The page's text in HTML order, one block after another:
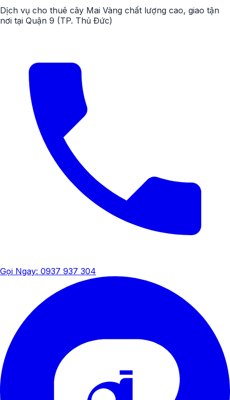
Dịch vụ cho thuê cây Mai Vàng chất lượng cao, giao tận
nơi tại Quận 9 (TP. Thủ Đức)
Gọi Ngay: 0937 937 304